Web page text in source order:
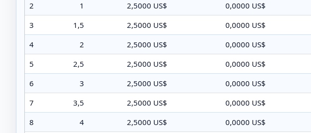
2
1 2,5000 US$ 0,0000 US$
3
1,5 2,5000 US$ 0,0000 US$
4
2 2,5000 US$ 0,0000 US$
5
2,5 2,5000 US$ 0,0000 US$
6
3 2,5000 US$ 0,0000 US$
7
3,5 2,5000 US$ 0,0000 US$
8
4 2,5000 US$ 0,0000 US$